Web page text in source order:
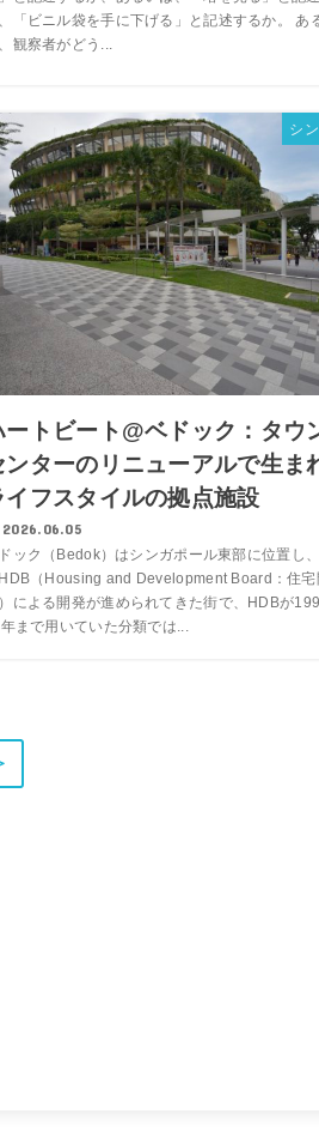
「ビニル袋を手に下げる」と記述するか。 あ
観察者がどう...
シ
ートビート@ベドック：タウ
ンターのリニューアルで生ま
イフスタイルの拠点施設
2026.06.05
ック（Bedok）はシンガポール東部に位置し
（Housing and Development Board：住宅
による開発が進められてきた街で、HDBが
まで用いていた分類では...